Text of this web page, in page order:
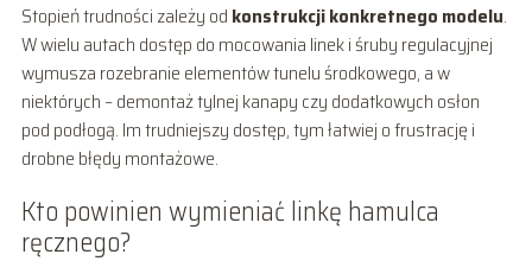
Stopień trudności zależy od konstrukcji konkretnego modelu.
W wielu autach dostęp do mocowania linek i śruby regulacyjnej
wymusza rozebranie elementów tunelu środkowego, a w
niektórych – demontaż tylnej kanapy czy dodatkowych osłon
pod podłogą. Im trudniejszy dostęp, tym łatwiej o frustrację i
drobne błędy montażowe.
Kto powinien wymieniać linkę hamulca
ręcznego?